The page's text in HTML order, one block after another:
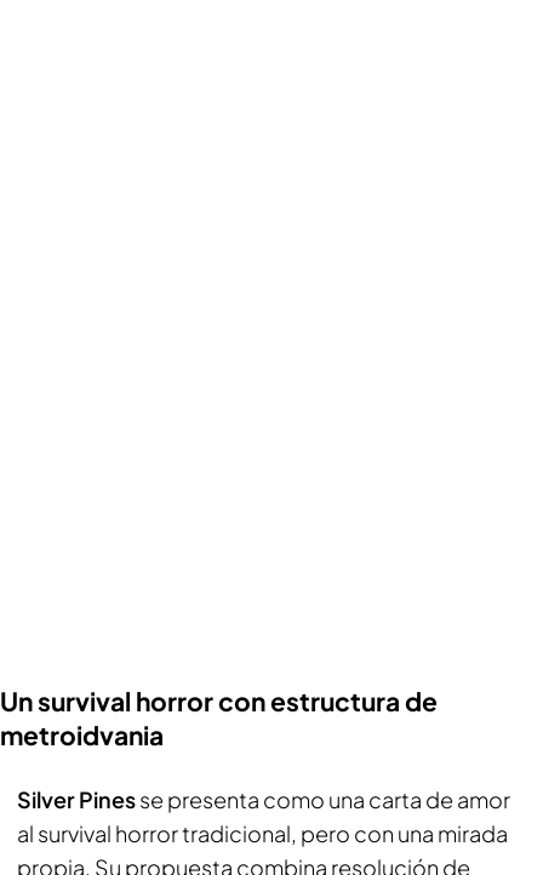
Un survival horror con estructura de
metroidvania
Silver Pinesse presenta como una carta de amor
al survival horror tradicional, pero con una mirada
propia. Su propuesta combina resolución de